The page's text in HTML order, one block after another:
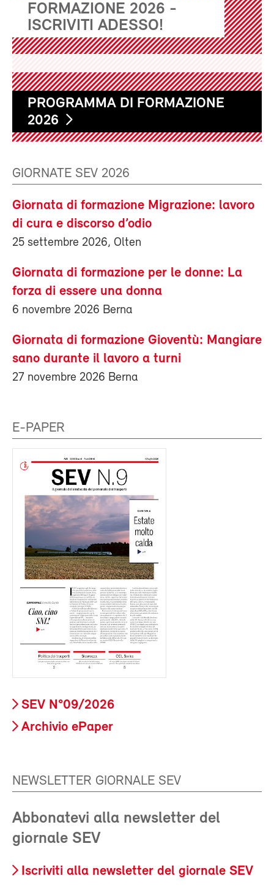
FORMAZIONE 2026 -
ISCRIVITI ADESSO!
PROGRAMMA DI FORMAZIONE
2026
GIORNATE SEV 2026
Giornata di formazione Migrazione: lavoro
di cura e discorso d’odio
25 settembre 2026, Olten
Giornata di formazione per le donne: La
forza di essere una donna
6 novembre 2026 Berna
Giornata di formazione Gioventù: Mangiare
sano durante il lavoro a turni
27 novembre 2026 Berna
E-PAPER
SEV N°09/2026
Archivio ePaper
NEWSLETTER GIORNALE SEV
Abbonatevi alla newsletter del
giornale SEV
Iscriviti alla newsletter del giornale SEV